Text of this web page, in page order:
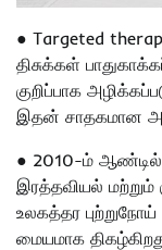
● Targeted
திசுக்கள்
குறிப்பாக
இதன் சாதகமான
● 2010-ம் ஆண்டில்
இரத்தவியல் மற்றும்
உலகத்தர
மையமாக